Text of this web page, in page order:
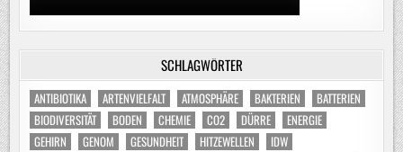
SCHLAGWÖRTER
ANTIBIOTIKA ARTENVIELFALT ATMOSPHÄRE BAKTERIEN
BATTERIEN
BIODIVERSITÄT
BODEN CHEMIE CO2 DÜRRE
ENERGIE
GEHIRN
GENOM GESUNDHEIT HITZEWELLEN
IDW